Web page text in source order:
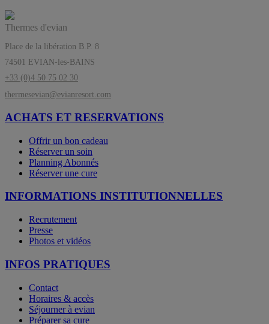
Thermes d'evian
Place de la libération B.P. 8
74501 EVIAN-les-BAINS
+33 (0)4 50 75 02 30
thermesevian@evianresort.com
ACHATS ET RESERVATIONS
Offrir un bon cadeau
Réserver un soin
Planning Abonnés
Réserver une cure
INFORMATIONS INSTITUTIONNELLES
Recrutement
Presse
Photos et vidéos
INFOS PRATIQUES
Contact
Horaires & accès
Séjourner à evian
Préparer sa cure